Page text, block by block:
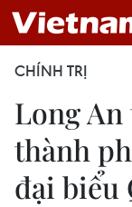
CHÍNH TRỊ
Long
thành
đại biểu